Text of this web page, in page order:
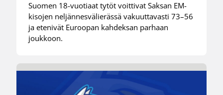
Suomen 18-vuotiaat tytöt voittivat Saksan EM-
kisojen neljännesvälierässä vakuuttavasti 73–56
ja etenivät Euroopan kahdeksan parhaan
joukkoon.